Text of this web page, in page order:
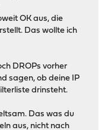
OK aus, die
Das wollte ich
DROPs vorher
sagen, ob deine IP
drinsteht.
Das was du
aus, nicht nach